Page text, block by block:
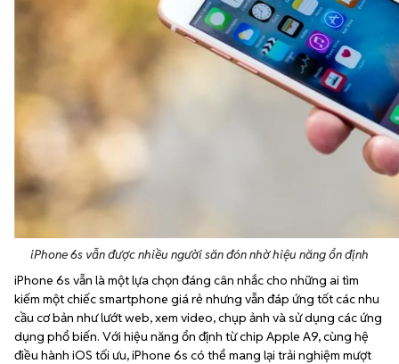
iPhone 6s vẫn được nhiều người săn đón nhờ hiệu năng ổn định
iPhone 6s vẫn là một lựa chọn đáng cân nhắc cho những ai tìm
kiếm một chiếc smartphone giá rẻ nhưng vẫn đáp ứng tốt các nhu
cầu cơ bản như lướt web, xem video, chụp ảnh và sử dụng các ứng
dụng phổ biến. Với hiệu năng ổn định từ chip Apple A9, cùng hệ
điều hành iOS tối ưu, iPhone 6s có thể mang lại trải nghiệm mượt